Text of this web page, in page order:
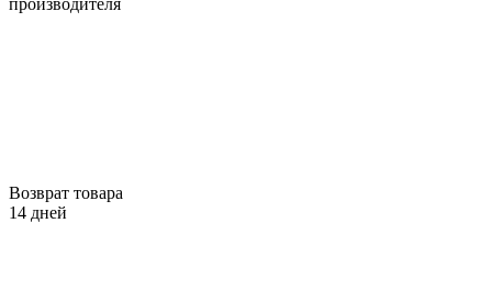
Возврат товара
14 дней